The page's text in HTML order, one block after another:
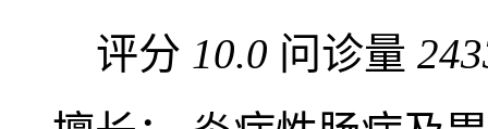
评分 10.0 问诊量